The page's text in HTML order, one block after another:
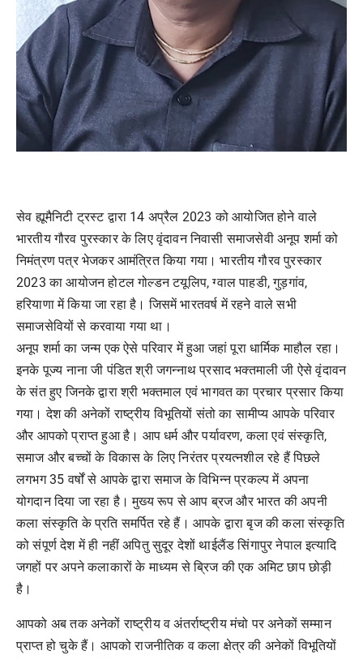
सेव ह्यूमैनिटी ट्रस्ट द्वारा 14 अप्रैल 2023 को आयोजित होने वाले
भारतीय गौरव पुरस्कार के लिए वृंदावन निवासी समाजसेवी अनूप शर्मा को
निमंत्रण पत्र भेजकर आमंत्रित किया गया। भारतीय गौरव पुरस्कार
2023 का आयोजन होटल गोल्डन टयूलिप, ग्वाल पाहडी, गुड़गांव,
हरियाणा में किया जा रहा है। जिसमें भारतवर्ष में रहने वाले सभी
समाजसेवियों से करवाया गया था।
अनूप शर्मा का जन्म एक ऐसे परिवार में हुआ जहां पूरा धार्मिक माहौल रहा।
इनके पूज्य नाना जी पंडित श्री जगन्नाथ प्रसाद भक्तमाली जी ऐसे वृंदावन
के संत हुए जिनके द्वारा श्री भक्तमाल एवं भागवत का प्रचार प्रसार किया
गया। देश की अनेकों राष्ट्रीय विभूतियों संतो का सामीप्य आपके परिवार
और आपको प्राप्त हुआ है। आप धर्म और पर्यावरण, कला एवं संस्कृति,
समाज और बच्चों के विकास के लिए निरंतर प्रयत्नशील रहे हैं पिछले
लगभग 35 वर्षों से आपके द्वारा समाज के विभिन्न प्रकल्प में अपना
योगदान दिया जा रहा है। मुख्य रूप से आप ब्रज और भारत की अपनी
कला संस्कृति के प्रति समर्पित रहे हैं। आपके द्वारा बृज की कला संस्कृति
को संपूर्ण देश में ही नहीं अपितु सुदूर देशों थाईलैंड सिंगापुर नेपाल इत्यादि
जगहों पर अपने कलाकारों के माध्यम से ब्रिज की एक अमिट छाप छोड़ी
है।
आपको अब तक अनेकों राष्ट्रीय व अंतर्राष्ट्रीय मंचो पर अनेकों सम्मान
प्राप्त हो चुके हैं। आपको राजनीतिक व कला क्षेत्र की अनेकों विभूतियों